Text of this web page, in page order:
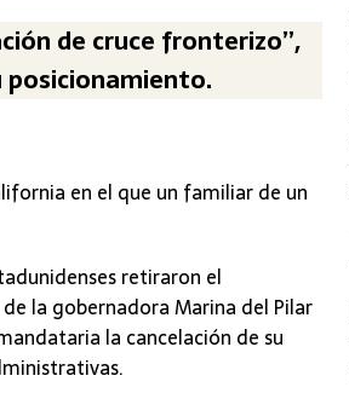
de cruce fronterizo”,
en el que un familiar de un
retiraron el
la gobernadora Marina del Pilar
la cancelación de su